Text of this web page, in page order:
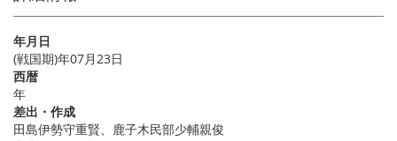
年月日
(戦国期)年07月23日
西暦
年
差出・作成
田島伊勢守重賢、鹿子木民部少輔親俊